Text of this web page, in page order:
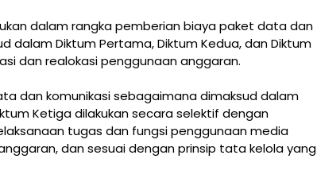
dalam rangka pemberian biaya paket data dan
dalam Diktum Pertama, Diktum Kedua, dan Diktum
dan realokasi penggunaan anggaran.
dan komunikasi sebagaimana dimaksud dalam
Ketiga dilakukan secara selektif dengan
tugas dan fungsi penggunaan media
dan sesuai dengan prinsip tata kelola yang